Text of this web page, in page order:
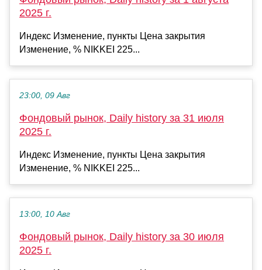
2025 г.
Индекс Изменение, пункты Цена закрытия
Изменение, % NIKKEI 225...
23:00, 09 Авг
Фондовый рынок, Daily history за 31 июля
2025 г.
Индекс Изменение, пункты Цена закрытия
Изменение, % NIKKEI 225...
13:00, 10 Авг
Фондовый рынок, Daily history за 30 июля
2025 г.